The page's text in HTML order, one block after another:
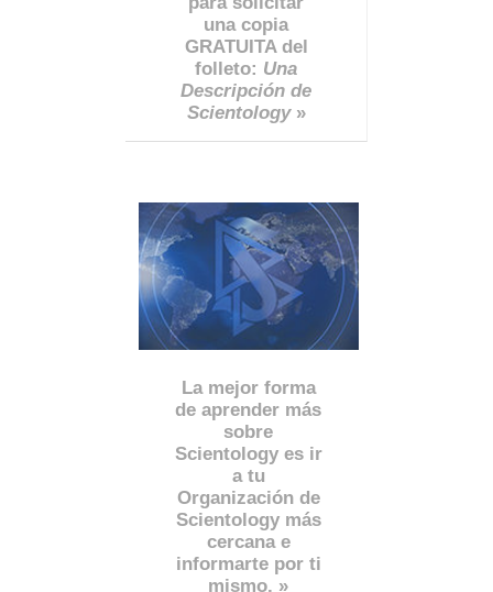
una copia
GRATUITA del
folleto: Una
Descripción de
Scientology»
La mejor forma
de aprender más
sobre
Scientology es ir
a tu
Organización de
Scientology más
cercana e
informarte por ti
mismo. »